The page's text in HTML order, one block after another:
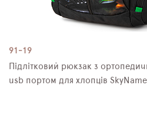
91-19
Підлітковий рюкзак з
usb портом для хлопців